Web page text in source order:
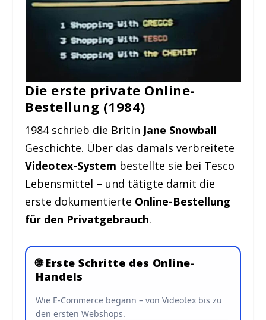
Die erste private Online-
Bestellung (1984)
1984 schrieb die Britin Jane Snowball
Geschichte. Über das damals verbreitete
Videotex-System bestellte sie bei Tesco
Lebensmittel – und tätigte damit die
erste dokumentierte Online-Bestellung
für den Privatgebrauch.
🌐 Erste Schritte des Online-
Handels
Wie E-Commerce begann – von Videotex bis zu
den ersten Webshops.